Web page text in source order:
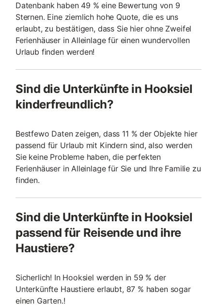
Datenbank haben 49 % eine Bewertung von 9
Sternen. Eine ziemlich hohe Quote, die es uns
erlaubt, zu bestätigen, dass Sie hier ohne Zweifel
Ferienhäuser in Alleinlage für einen wundervollen
Urlaub finden werden!
Sind die Unterkünfte in Hooksiel
kinderfreundlich?
Bestfewo Daten zeigen, dass 11 % der Objekte hier
passend für Urlaub mit Kindern sind, also werden
Sie keine Probleme haben, die perfekten
Ferienhäuser in Alleinlage für Sie und Ihre Familie zu
finden.
Sind die Unterkünfte in Hooksiel
passend für Reisende und ihre
Haustiere?
Sicherlich! In Hooksiel werden in 59 % der
Unterkünfte Haustiere erlaubt, 87 % haben sogar
einen Garten.!